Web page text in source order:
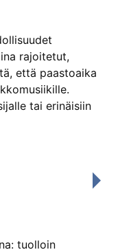
rajoitetut,
että paastoaika
tai erinäisiin
tuolloin